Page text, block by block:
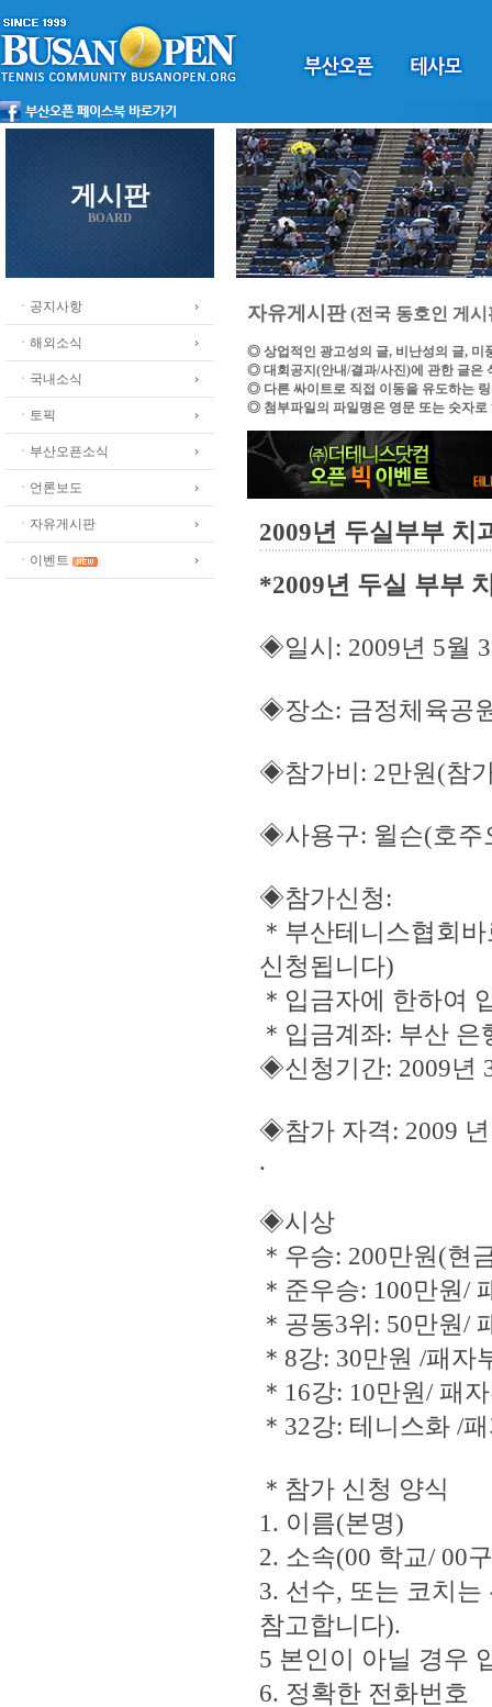
게시판
BOARD
ㆍ공지사항
ㆍ해외소식
ㆍ국내소식
ㆍ토픽
ㆍ부산오픈소식
ㆍ언론보도
ㆍ자유게시판
ㆍ이벤트
자유게시판(전국 동호인 게시
◎ 상업적인 광고성의 글, 비난성의 글, 미
◎ 대회공지(안내/결과/사진)에 관한 글은
◎ 다른 싸이트로 직접 이동을 유도하는
◎ 첨부파일의 파일명은 영문 또는 숫자로
2009년 두실부부 치
*2009년 두실 부부
◈일시: 2009년 5월
◈장소: 금정체육공
◈참가비: 2만원(참
◈사용구: 윌슨(호주
◈참가신청:
＊ 부산테니스협회
신청됩니다)
＊입금자에 한하여
＊입금계좌: 부산 은
◈신청기간: 2009년
◈참가 자격: 2009
.
◈시상
＊우승: 200만원(현
＊준우승: 100만원/
＊공동3위: 50만원/
＊8강: 30만원 /패자
＊16강: 10만원/ 패
＊32강: 테니스화 /
＊참가 신청 양식
1. 이름(본명)
2. 소속(00 학교/ 00
3. 선수, 또는 코치
참고합니다).
5 본인이 아닐 경우
6. 정확한 전화번호